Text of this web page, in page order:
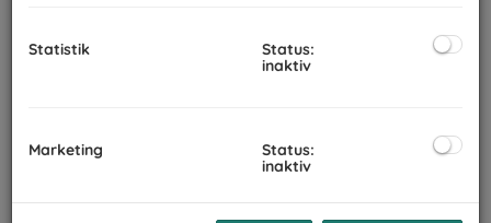
Hier befindet sich der behindertengerechte Eingangsbereich, das
Gartenbereich sind die PKW-Stellplätze, die durch eine Durchfahrt
Statistik
Status:
inaktiv
Marketing
Status:
inaktiv